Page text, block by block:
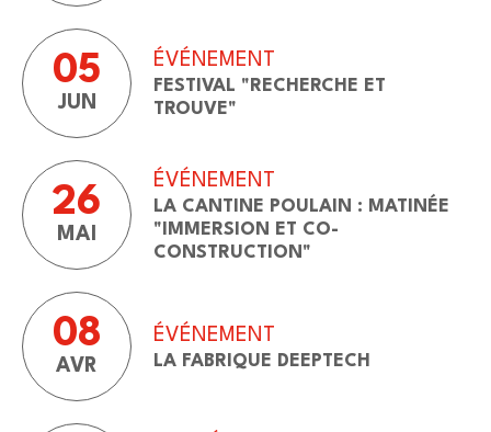
05
JUN
ÉVÉNEMENT
FESTIVAL "RECHERCHE ET
TROUVE"
26
MAI
ÉVÉNEMENT
LA CANTINE POULAIN : MATINÉE
"IMMERSION ET CO-
CONSTRUCTION"
08
AVR
ÉVÉNEMENT
LA FABRIQUE DEEPTECH